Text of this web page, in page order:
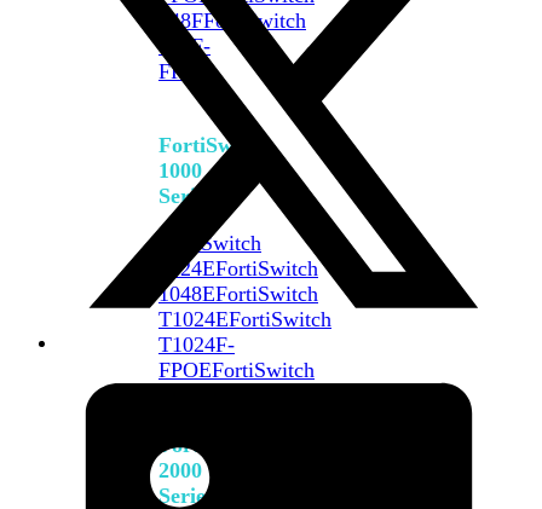
648FFortiSwitch
648F-
FPOE
FortiSwitch
1000
Series
FortiSwitch
1024EFortiSwitch
1048EFortiSwitch
T1024EFortiSwitch
T1024F-
FPOEFortiSwitch
FortiSwitch
2000
Series